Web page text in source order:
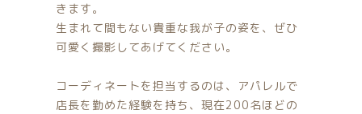
きます。
生まれて間もない貴重な我が子の姿を、ぜひ
可愛く撮影してあげてください。
コーディネートを担当するのは、アパレルで
店長を勤めた経験を持ち、現在200名ほどの
ランキング
新着商品
全てのアイテム